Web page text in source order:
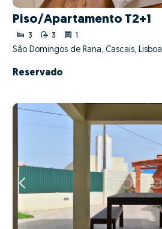
Piso/Apartamento T2+1
3 3 1
São Domingos de Rana, Cascais, Lisboa
Reservado